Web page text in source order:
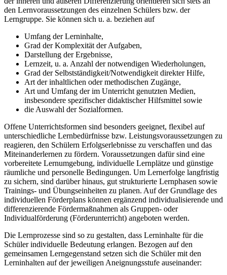
den Lernvoraussetzungen des einzelnen Schülers bzw. der
Lerngruppe. Sie können sich u. a. beziehen auf
Umfang der Lerninhalte,
Grad der Komplexität der Aufgaben,
Darstellung der Ergebnisse,
Lernzeit, u. a. Anzahl der notwendigen Wiederholungen,
Grad der Selbstständigkeit/Notwendigkeit direkter Hilfe,
Art der inhaltlichen oder methodischen Zugänge,
Art und Umfang der im Unterricht genutzten Medien,
insbesondere spezifischer didaktischer Hilfsmittel sowie
die Auswahl der Sozialformen.
Offene Unterrichtsformen sind besonders geeignet, flexibel auf
unterschiedliche Lernbedürfnisse bzw. Leistungsvoraussetzungen zu
reagieren, den Schülern Erfolgserlebnisse zu verschaffen und das
Miteinanderlernen zu fördern. Voraussetzungen dafür sind eine
vorbereitete Lernumgebung, individuelle Lernplätze und günstige
räumliche und personelle Bedingungen. Um Lernerfolge langfristig
zu sichern, sind darüber hinaus, gut strukturierte Lernphasen sowie
Trainings- und Übungseinheiten zu planen. Auf der Grundlage des
individuellen Förderplans können ergänzend individualisierende und
differenzierende Fördermaßnahmen als Gruppen- oder
Individualförderung (Förderunterricht) angeboten werden.
Die Lernprozesse sind so zu gestalten, dass Lerninhalte für die
Schüler individuelle Bedeutung erlangen. Bezogen auf den
gemeinsamen Lerngegenstand setzen sich die Schüler mit den
Lerninhalten auf der jeweiligen Aneignungsstufe auseinander: